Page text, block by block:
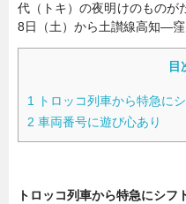
代（トキ）の夜明けのものが
8日（土）から土讃線高知―窪
目
1
トロッコ列車から特急に
2 車両番号に遊び心あり
トロッコ列車から特急にシフ